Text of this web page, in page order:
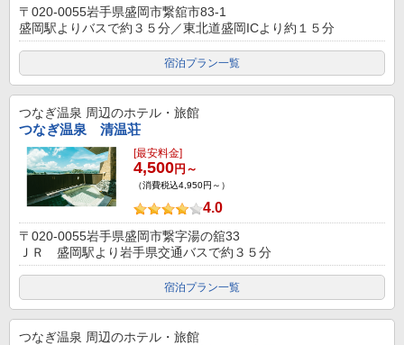
〒020-0055岩手県盛岡市繋舘市83-1
盛岡駅よりバスで約３５分／東北道盛岡ICより約１５分
宿泊プラン一覧
つなぎ温泉 周辺のホテル・旅館
つなぎ温泉 清温荘
[最安料金]
4,500円～
（消費税込4,950円～）
4.0
〒020-0055岩手県盛岡市繋字湯の舘33
ＪＲ 盛岡駅より岩手県交通バスで約３５分
宿泊プラン一覧
つなぎ温泉 周辺のホテル・旅館